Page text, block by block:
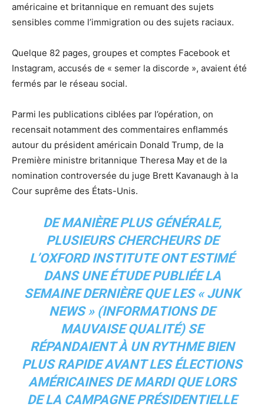
américaine et britannique en remuant des sujets
sensibles comme l’immigration ou des sujets raciaux.
Quelque 82 pages, groupes et comptes Facebook et
Instagram, accusés de « semer la discorde », avaient été
fermés par le réseau social.
Parmi les publications ciblées par l’opération, on
recensait notamment des commentaires enflammés
autour du président américain Donald Trump, de la
Première ministre britannique Theresa May et de la
nomination controversée du juge Brett Kavanaugh à la
Cour suprême des États-Unis.
DE MANIÈRE PLUS GÉNÉRALE,
PLUSIEURS CHERCHEURS DE
L’OXFORD INSTITUTE ONT ESTIMÉ
DANS UNE ÉTUDE PUBLIÉE LA
SEMAINE DERNIÈRE QUE LES « JUNK
NEWS » (INFORMATIONS DE
MAUVAISE QUALITÉ) SE
RÉPANDAIENT À UN RYTHME BIEN
PLUS RAPIDE AVANT LES ÉLECTIONS
AMÉRICAINES DE MARDI QUE LORS
DE LA CAMPAGNE PRÉSIDENTIELLE